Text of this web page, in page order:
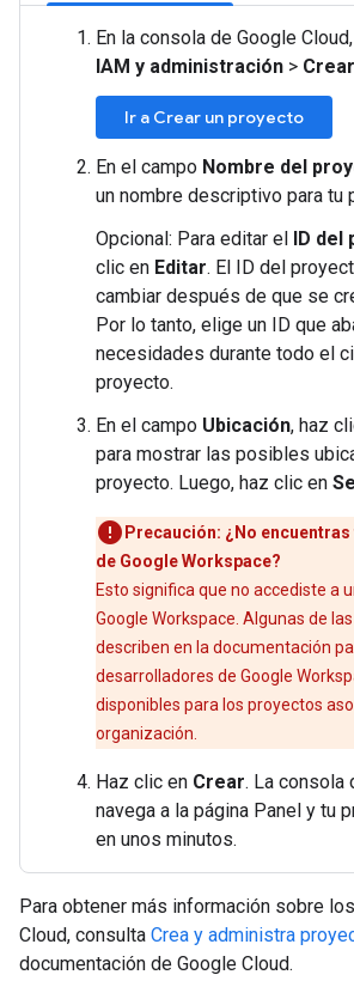
En la consola de Google
IAM y administración >
Ir a Crear un proyecto
En el campo Nombre del
un nombre descriptivo para tu
Opcional: Para editar el ID del
clic en Editar. El ID del
cambiar después de que se
Por lo tanto, elige un ID que
necesidades durante todo el
proyecto.
En el campo Ubicación, haz
para mostrar las posibles
proyecto. Luego, haz clic en
Precaución: ¿No
de Google Workspace?
Esto significa que no accediste a
Google Workspace. Algunas de
describen en la documentación
desarrolladores de Google
disponibles para los proyectos
organización.
Haz clic en Crear. La consola
navega a la página Panel y tu
en unos minutos.
Para obtener más información sobre
Cloud, consulta Crea y administra
documentación de Google Cloud.